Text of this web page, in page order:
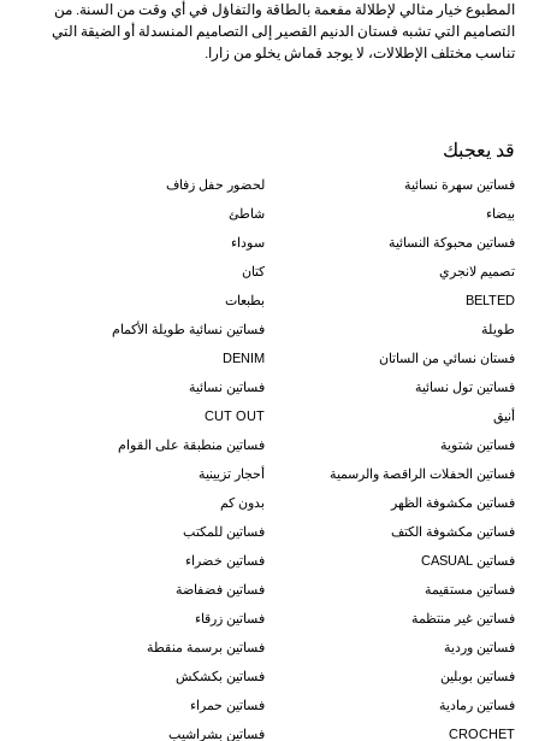
المطبوع خيار مثالي لإطلالة مفعمة بالطاقة والتفاؤل في أي وقت من السنة. من
التصاميم التي تشبه فستان الدنيم القصير إلى التصاميم المنسدلة أو الضيقة التي
تناسب مختلف الإطلالات، لا يوجد قماش يخلو من زارا.
قد يعجبك
فساتين سهرة نسائية
لحضور حفل زفاف
بيضاء
شاطئ
فساتين محبوكة النسائية
سوداء
تصميم لانجري
كتان
BELTED
بطبعات
طويلة
فساتين نسائية طويلة الأكمام
فستان نسائي من الساتان
DENIM
فساتين تول نسائية
فساتين نسائية
أنيق
CUT OUT
فساتين شتوية
فساتين منطبقة على القوام
فساتين الحفلات الراقصة والرسمية
أحجار تزيينية
فساتين مكشوفة الظهر
بدون كم
فساتين مكشوفة الكتف
فساتين للمكتب
فساتين CASUAL
فساتين خضراء
فساتين مستقيمة
فساتين فضفاضة
فساتين غير منتظمة
فساتين زرقاء
فساتين وردية
فساتين برسمة منقطة
فساتين بوبلين
فساتين بكشكش
فساتين رمادية
فساتين حمراء
CROCHET
فساتين بشراشيب